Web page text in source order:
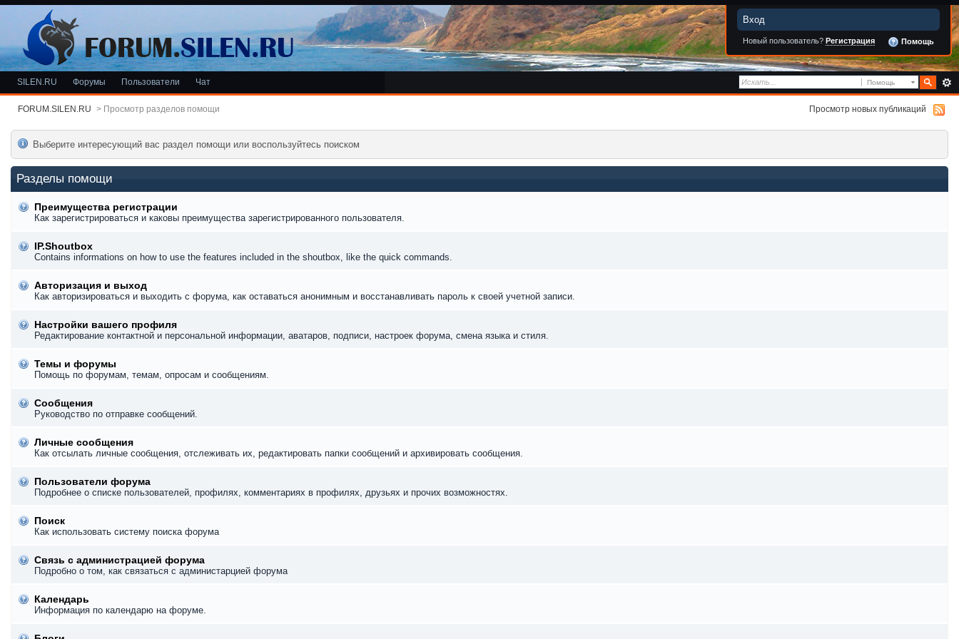
Вход
Новый пользователь? Регистрация Помощь
Помощь
SILEN.RU Форумы Пользователи Чат
FORUM.SILEN.RU > Просмотр разделов помощи Просмотр новых публикаций
Выберите интересующий вас раздел помощи или воспользуйтесь поиском
Разделы помощи
Преимущества регистрации
Как зарегистрироваться и каковы преимущества зарегистрированного пользователя.
IP.Shoutbox
Contains informations on how to use the features included in the shoutbox, like the quick commands.
Авторизация и выход
Как авторизироваться и выходить с форума, как оставаться анонимным и восстанавливать пароль к своей учетной записи.
Настройки вашего профиля
Редактирование контактной и персональной информации, аватаров, подписи, настроек форума, смена языка и стиля.
Темы и форумы
Помощь по форумам, темам, опросам и сообщениям.
Сообщения
Руководство по отправке сообщений.
Личные сообщения
Как отсылать личные сообщения, отслеживать их, редактировать папки сообщений и архивировать сообщения.
Пользователи форума
Подробнее о списке пользователей, профилях, комментариях в профилях, друзьях и прочих возможностях.
Поиск
Как использовать систему поиска форума
Связь с администрацией форума
Подробно о том, как связаться с администарцией форума
Календарь
Информация по календарю на форуме.